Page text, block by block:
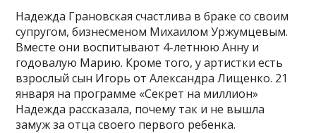
Надежда Грановская счастлива в браке со своим
супругом, бизнесменом Михаилом Уржумцевым.
Вместе они воспитывают 4-летнюю Анну и
годовалую Марию. Кроме того, у артистки есть
взрослый сын Игорь от Александра Лищенко. 21
января на программе «Секрет на миллион»
Надежда рассказала, почему так и не вышла
замуж за отца своего первого ребенка.